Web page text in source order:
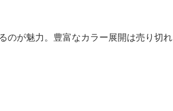
のが魅力。豊富なカラー展開は売り切れ